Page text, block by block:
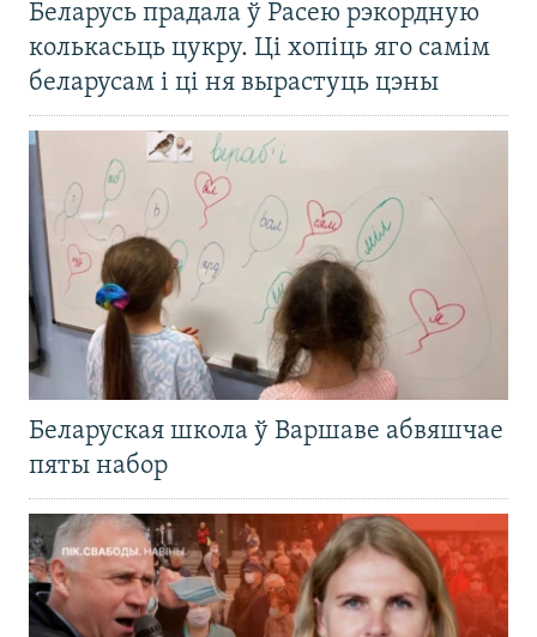
Беларусь прадала ў Расею рэкордную
колькасьць цукру. Ці хопіць яго самім
беларусам і ці ня вырастуць цэны
Беларуская школа ў Варшаве абвяшчае
пяты набор